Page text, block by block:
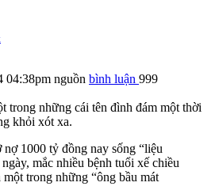
04:38pm nguồn bình luận 999
trong những cái tên đình đám một thời
khỏi xót xa.
trong những “ông bầu mát